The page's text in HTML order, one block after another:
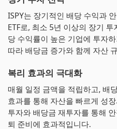
ISPY는 장기적인 배당 수익과
ETF로, 최소 5년 이상의 장기
당 수익률이 높은 기업에 투자
따라 배당금 증가와 함께 자산
복리 효과의 극대화
매월 일정 금액을 적립하고, 배
효과를 통해 자산을 빠르게 성
투자와 배당금 재투자를 통해
퇴 준비에 효과적입니다.